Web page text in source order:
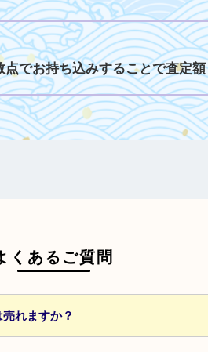
動状態も積極的に買取中！
デルも積極的に買取中！
点でお持ち込みすることで査